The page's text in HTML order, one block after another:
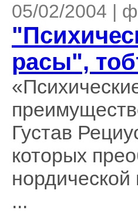
05/02/2004 |
расы",
Густав
которых
...